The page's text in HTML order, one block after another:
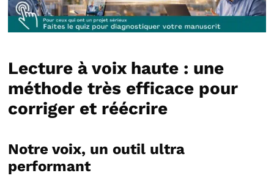
Lecture à voix haute : une
méthode très efficace pour
corriger et réécrire
Notre voix, un outil ultra
performant